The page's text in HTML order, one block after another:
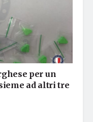
per un
ad altri tre